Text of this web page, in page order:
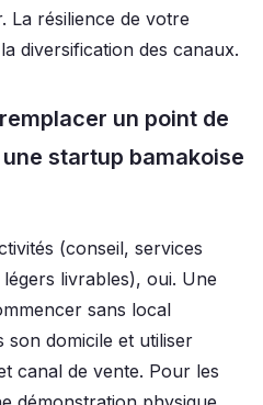
La résilience de votre
diversification des canaux.
un point de
startup bamakoise
(conseil, services
livrables), oui. Une
sans local
domicile et utiliser
canal de vente. Pour les